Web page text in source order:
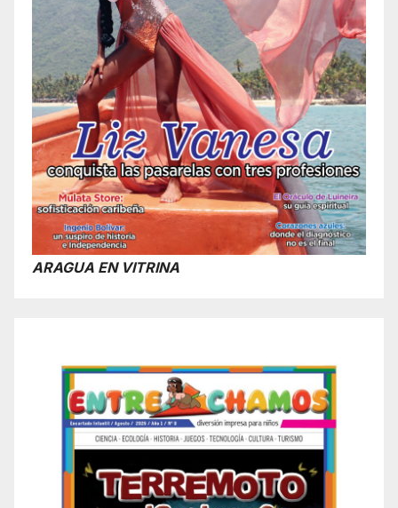
ARAGUA EN VITRINA